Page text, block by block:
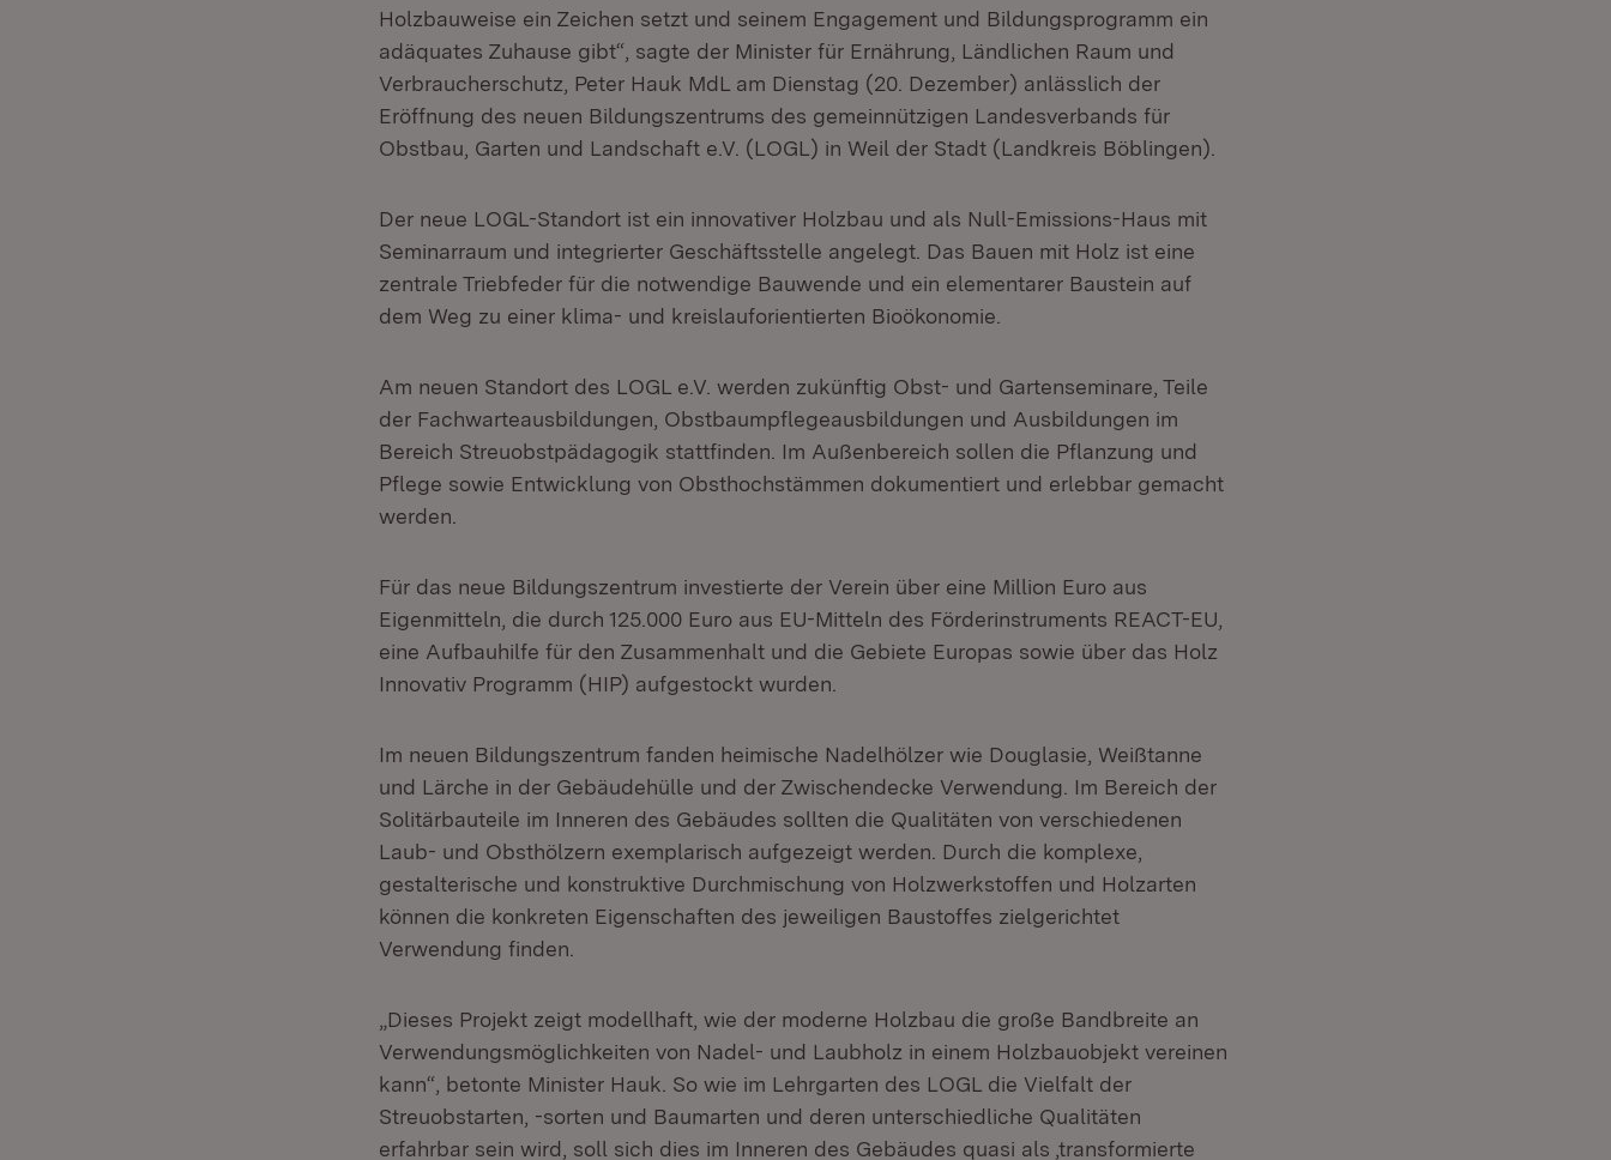
Holzbauweise ein Zeichen setzt und seinem Engagement und Bildungsprogramm ein
adäquates Zuhause gibt“, sagte der Minister für Ernährung, Ländlichen Raum und
Verbraucherschutz, Peter Hauk MdL am Dienstag (20. Dezember) anlässlich der
Eröffnung des neuen Bildungszentrums des gemeinnützigen Landesverbands für
Obstbau, Garten und Landschaft e.V. (LOGL) in Weil der Stadt (Landkreis Böblingen).
Der neue LOGL-Standort ist ein innovativer Holzbau und als Null-Emissions-Haus mit
Seminarraum und integrierter Geschäftsstelle angelegt. Das Bauen mit Holz ist eine
zentrale Triebfeder für die notwendige Bauwende und ein elementarer Baustein auf
dem Weg zu einer klima- und kreislauforientierten Bioökonomie.
Am neuen Standort des LOGL e.V. werden zukünftig Obst- und Gartenseminare, Teile
der Fachwarteausbildungen, Obstbaumpflegeausbildungen und Ausbildungen im
Bereich Streuobstpädagogik stattfinden. Im Außenbereich sollen die Pflanzung und
Pflege sowie Entwicklung von Obsthochstämmen dokumentiert und erlebbar gemacht
werden.
Für das neue Bildungszentrum investierte der Verein über eine Million Euro aus
Eigenmitteln, die durch 125.000 Euro aus EU-Mitteln des Förderinstruments REACT-EU,
eine Aufbauhilfe für den Zusammenhalt und die Gebiete Europas sowie über das Holz
Innovativ Programm (HIP) aufgestockt wurden.
Im neuen Bildungszentrum fanden heimische Nadelhölzer wie Douglasie, Weißtanne
und Lärche in der Gebäudehülle und der Zwischendecke Verwendung. Im Bereich der
Solitärbauteile im Inneren des Gebäudes sollten die Qualitäten von verschiedenen
Laub- und Obsthölzern exemplarisch aufgezeigt werden. Durch die komplexe,
gestalterische und konstruktive Durchmischung von Holzwerkstoffen und Holzarten
können die konkreten Eigenschaften des jeweiligen Baustoffes zielgerichtet
Verwendung finden.
„Dieses Projekt zeigt modellhaft, wie der moderne Holzbau die große Bandbreite an
Verwendungsmöglichkeiten von Nadel- und Laubholz in einem Holzbauobjekt vereinen
kann“, betonte Minister Hauk. So wie im Lehrgarten des LOGL die Vielfalt der
Streuobstarten, -sorten und Baumarten und deren unterschiedliche Qualitäten
erfahrbar sein wird, soll sich dies im Inneren des Gebäudes quasi als ‚transformierte